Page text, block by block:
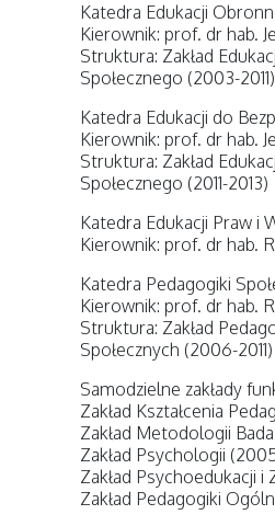
Katedra Edukacji
Kierownik: prof. dr hab.
Struktura: Zakład
Społecznego (2003-2011)
Katedra Edukacji do
Kierownik: prof. dr hab.
Struktura: Zakład
Społecznego (2011-2013)
Katedra Edukacji Praw i
Kierownik: prof. dr hab.
Katedra Pedagogiki
Kierownik: prof. dr hab.
Struktura: Zakład
Społecznych (2006-2011)
Samodzielne zakłady
Zakład Kształcenia
Zakład Metodologii
Zakład Psychologii
Zakład Psychoedukacji
Zakład Pedagogiki